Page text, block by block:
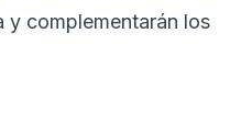
y complementarán los